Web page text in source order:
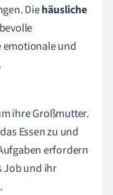
Diehäusliche
emotionale und
ihre Großmutter.
Essen zu und
erfordern
Job und ihr